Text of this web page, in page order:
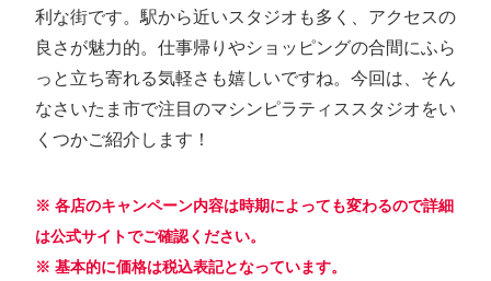
利な街です。駅から近いスタジオも多く、アクセスの
良さが魅力的。仕事帰りやショッピングの合間にふら
っと立ち寄れる気軽さも嬉しいですね。今回は、そん
なさいたま市で注目のマシンピラティススタジオをい
くつかご紹介します！
※ 各店のキャンペーン内容は時期によっても変わるので詳細
は公式サイトでご確認ください。
※ 基本的に価格は税込表記となっています。